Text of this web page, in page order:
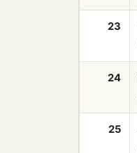
23
24
25